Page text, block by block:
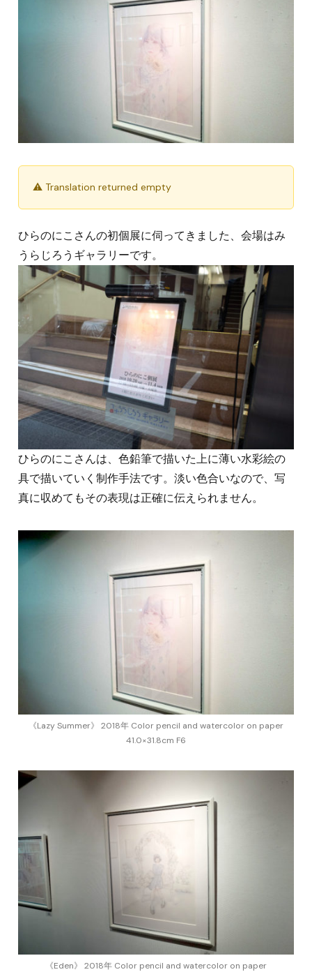
⚠ Translation returned empty
ひらのにこさんの初個展に伺ってきました、会場はみ
うらじろうギャラリーです。
ひらのにこさんは、色鉛筆で描いた上に薄い水彩絵の
具で描いていく制作手法です。淡い色合いなので、写
真に収めてもその表現は正確に伝えられません。
《Lazy Summer》 2018年 Color pencil and watercolor on paper
41.0×31.8cm F6
《Eden》 2018年 Color pencil and watercolor on paper